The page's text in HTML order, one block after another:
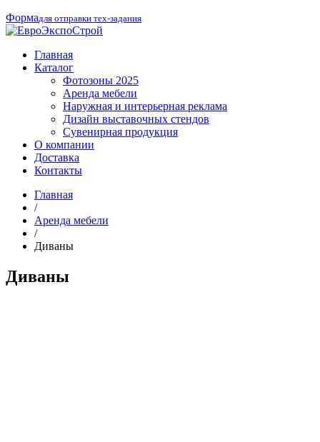
Формадля отправки тех-задания
Главная
Каталог
Фотозоны 2025
Аренда мебели
Наружная и интерьерная реклама
Дизайн выставочных стендов
Сувенирная продукция
О компании
Доставка
Контакты
Главная
/
Аренда мебели
/
Диваны
Диваны